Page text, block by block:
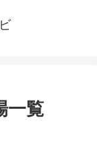
一覧